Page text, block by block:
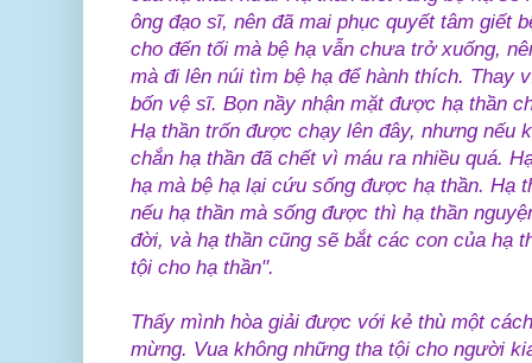
ông đạo sĩ, nên đã mai phục quyết tâm giết
cho đến tối mà bệ hạ vẫn chưa trở xuống,
mà đi lên núi tìm bệ hạ để hành thích. Thay
bốn vệ sĩ. Bọn nầy nhận mặt được hạ thần
Hạ thần trốn được chạy lên đây, nhưng nếu
chắn hạ thần đã chết vì máu ra nhiều quá.
hạ mà bệ hạ lại cứu sống được hạ thần. Hạ
nếu hạ thần mà sống được thì hạ thần
đời, và hạ thần cũng sẽ bắt các con của hạ
tội cho hạ thần".
Thấy mình hòa giải được với kẻ thù một
mừng. Vua không những tha tội cho người